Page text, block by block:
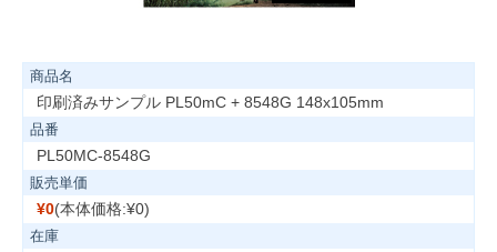
商品名
印刷済みサンプル PL50mC + 8548G 148x105mm
品番
PL50MC-8548G
販売単価
¥0(本体価格:¥0)
在庫